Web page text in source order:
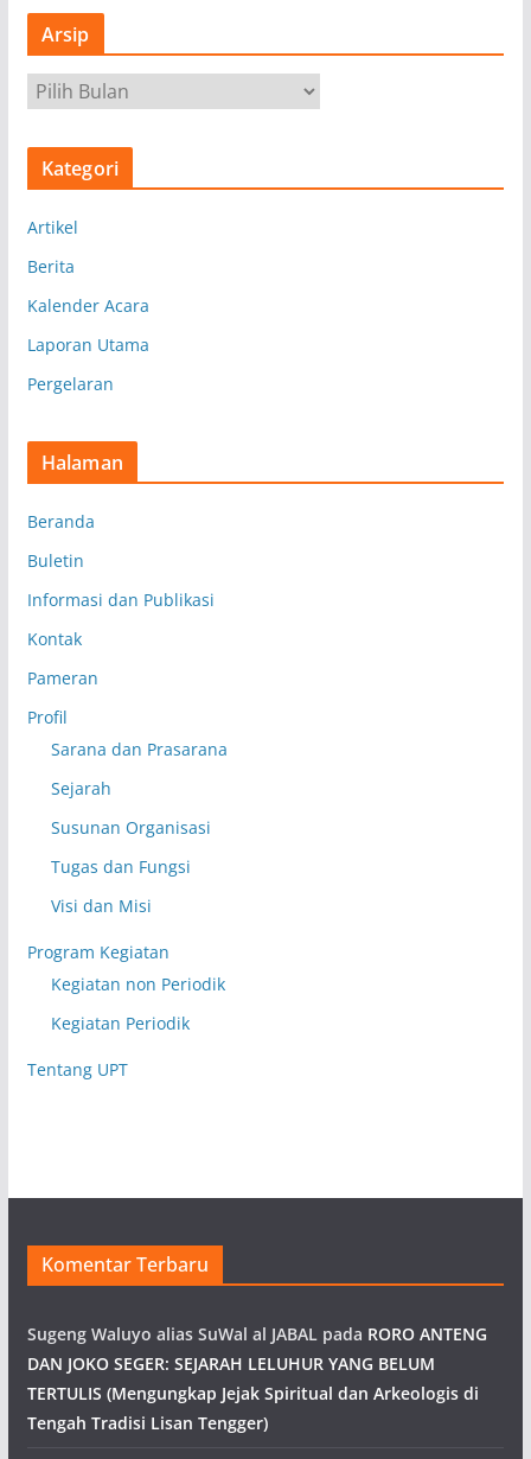
Arsip
r
s
Kategori
Artikel
Berita
Kalender Acara
Laporan Utama
Pergelaran
Halaman
Beranda
Buletin
Informasi dan Publikasi
Kontak
Pameran
Profil
Sarana dan Prasarana
Sejarah
Susunan Organisasi
Tugas dan Fungsi
Visi dan Misi
Program Kegiatan
Kegiatan non Periodik
Kegiatan Periodik
Tentang UPT
Komentar Terbaru
Sugeng Waluyo alias SuWal al JABAL pada RORO ANTENG
DAN JOKO SEGER: SEJARAH LELUHUR YANG BELUM
TERTULIS (Mengungkap Jejak Spiritual dan Arkeologis di
Tengah Tradisi Lisan Tengger)